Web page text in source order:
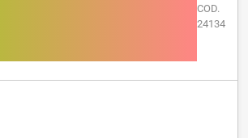
COD.
24134